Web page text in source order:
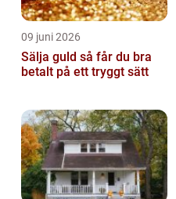
09 juni 2026
Sälja guld så får du bra
betalt på ett tryggt sätt